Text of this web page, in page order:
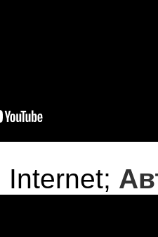
Internet;